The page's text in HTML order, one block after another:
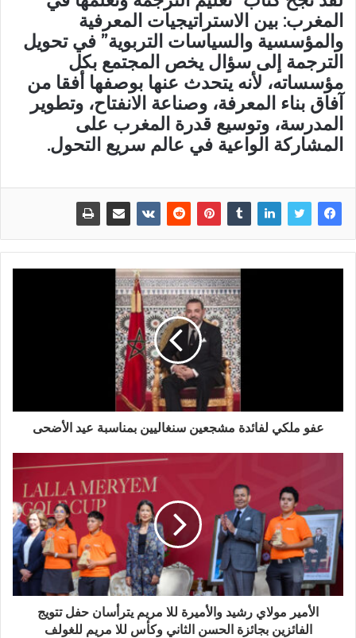
المغرب: بين الاستراتيجيات المعرفية
والمؤسسية والسياسات التربوية” في تحويل
الترجمة إلى سؤال يخص المجتمع بكل
مؤسساته، لأنه يتحدث عنها بوصفها أفقا من
آفاق بناء المعرفة، وصناعة الانفتاح، وتطوير
المدرسة، وتوسيع قدرة المغرب على
المشاركة الواعية في عالم سريع التحول.
عفو ملكي لفائدة مشجعين سنغاليين بمناسبة عيد الأضحى
الأمير مولاي رشيد والأميرة للا مريم يترأسان حفل تتويج
الفائزين بجائزة الحسن الثاني وكأس للا مريم للغولف